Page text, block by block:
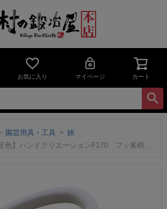
お気に入り マイページ カート
園芸用具・工具
鋏
素樹脂 プレミア色 クリスマスホワイト 華道家・花屋さん御用達の花切鋏、ハンドクリエーションの限定色